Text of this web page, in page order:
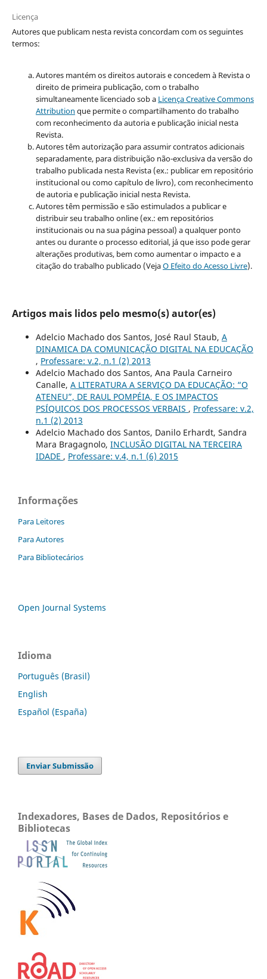
Licença
Autores que publicam nesta revista concordam com os seguintes
termos:
Autores mantém os direitos autorais e concedem à Revista o
direito de primeira publicação, com o trabalho
simultaneamente licenciado sob a Licença Creative Commons
Attribution que permite o compartilhamento do trabalho
com reconhecimento da autoria e publicação inicial nesta
Revista.
Autores têm autorização para assumir contratos adicionais
separadamente, para distribuição não-exclusiva da versão do
trabalho publicada nesta Revista (ex.: publicar em repositório
institucional ou como capítulo de livro), com reconhecimento
de autoria e publicação inicial nesta Revista.
Autores têm permissão e são estimulados a publicar e
distribuir seu trabalho online (ex.: em repositórios
institucionais ou na sua página pessoal) a qualquer ponto
antes ou durante o processo editorial, já que isso pode gerar
alterações produtivas, bem como aumentar o impacto e a
citação do trabalho publicado (VejaO Efeito do Acesso Livre).
Artigos mais lidos pelo mesmo(s) autor(es)
Adelcio Machado dos Santos, José Raul Staub, A
DINAMICA DA COMUNICAÇÃO DIGITAL NA EDUCAÇÃO
, Professare: v.2, n.1 (2) 2013
Adelcio Machado dos Santos, Ana Paula Carneiro
Canalle, A LITERATURA A SERVIÇO DA EDUCAÇÃO: “O
ATENEU”, DE RAUL POMPÉIA, E OS IMPACTOS
PSÍQUICOS DOS PROCESSOS VERBAIS , Professare: v.2,
n.1 (2) 2013
Adelcio Machado dos Santos, Danilo Erhardt, Sandra
Mara Bragagnolo, INCLUSÃO DIGITAL NA TERCEIRA
IDADE , Professare: v.4, n.1 (6) 2015
Informações
Para Leitores
Para Autores
Para Bibliotecários
Open Journal Systems
Idioma
Português (Brasil)
English
Español (España)
Enviar Submissão
Indexadores, Bases de Dados, Repositórios e
Bibliotecas